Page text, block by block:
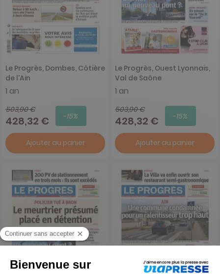
Le Progrès, Dombes, Côtière
de l'Ain
1 an
503,90 €
428,32 € -15%
Ajouter au panier
Le Progrès, Ouest Lyonnais,
Val de Saône
1 an
503,90 €
428,32 € -15%
Ajouter au panier